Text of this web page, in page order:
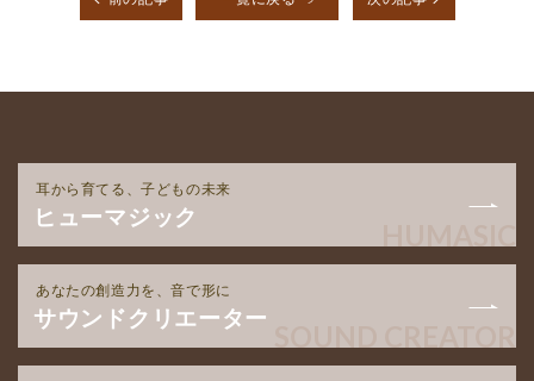
耳から育てる、子どもの未来
ヒューマジック
あなたの創造力を、音で形に
サウンドクリエーター